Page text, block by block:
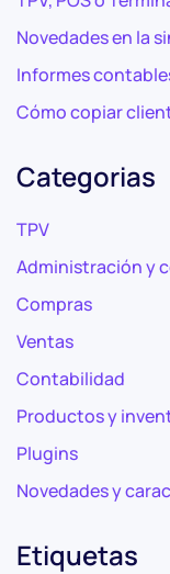
Novedades en la
Informes
Cómo copiar
Categorias
TPV
Administración y
Compras
Ventas
Contabilidad
Productos y
Plugins
Novedades y
Etiquetas